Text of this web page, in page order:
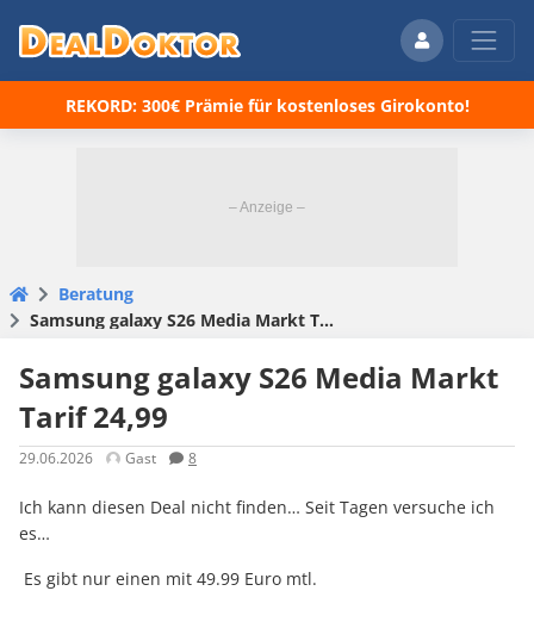
REKORD: 300€ Prämie für kostenloses Girokonto!
Beratung
Samsung galaxy S26 Media Markt Tarif 24,99
Samsung galaxy S26 Media Markt
Tarif 24,99
29.06.2026 Gast 8
Ich kann diesen Deal nicht finden… Seit Tagen versuche ich
es…
Es gibt nur einen mit 49.99 Euro mtl.